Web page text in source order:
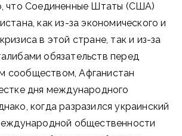
что Соединенные Штаты (США)
как из-за экономического и
в этой стране, так и из-за
обязательств перед
сообществом, Афганистан
дня международного
когда разразился украинский
общественности